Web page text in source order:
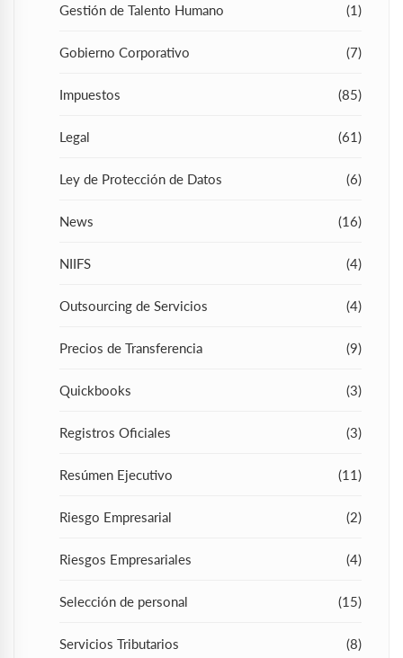
Gestión de Talento Humano (1)
Gobierno Corporativo (7)
Impuestos (85)
Legal (61)
Ley de Protección de Datos (6)
News (16)
NIIFS (4)
Outsourcing de Servicios (4)
Precios de Transferencia (9)
Quickbooks (3)
Registros Oficiales (3)
Resúmen Ejecutivo (11)
Riesgo Empresarial (2)
Riesgos Empresariales (4)
Selección de personal (15)
Servicios Tributarios (8)